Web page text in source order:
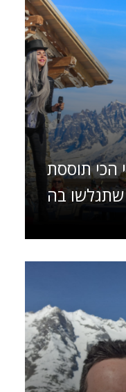
הכי תוססת
שתגלשו בה